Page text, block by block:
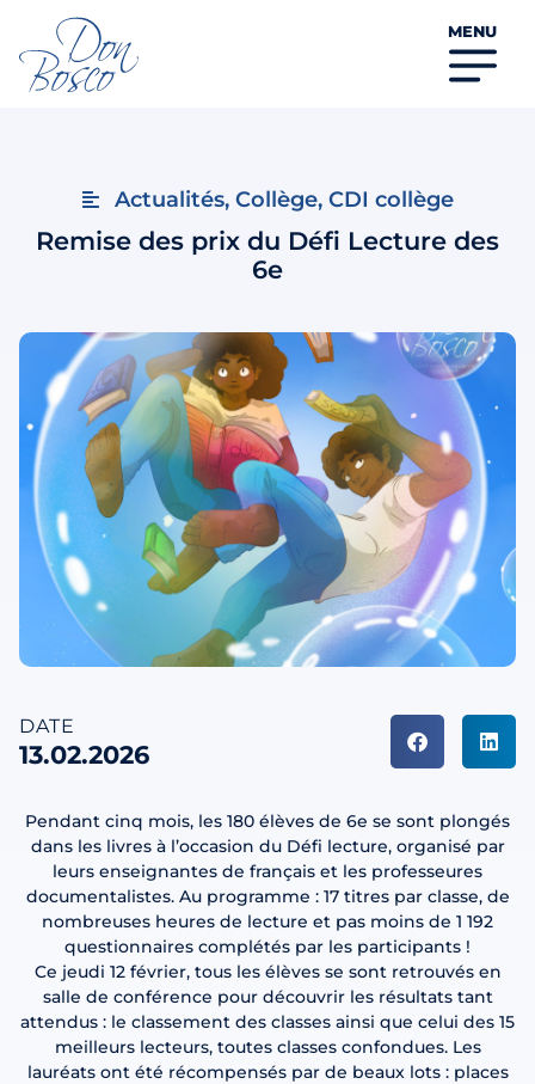
MENU
Actualités, Collège, CDI collège
Remise des prix du Défi Lecture des
6e
DATE
13.02.2026
Pendant cinq mois, les 180 élèves de 6e se sont plongés
dans les livres à l’occasion du Défi lecture, organisé par
leurs enseignantes de français et les professeures
documentalistes. Au programme : 17 titres par classe, de
nombreuses heures de lecture et pas moins de 1 192
questionnaires complétés par les participants !
Ce jeudi 12 février, tous les élèves se sont retrouvés en
salle de conférence pour découvrir les résultats tant
attendus : le classement des classes ainsi que celui des 15
meilleurs lecteurs, toutes classes confondues. Les
lauréats ont été récompensés par de beaux lots : places